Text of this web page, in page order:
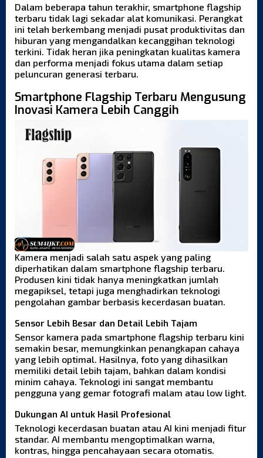
Dalam beberapa tahun terakhir, smartphone flagship
terbaru tidak lagi sekadar alat komunikasi. Perangkat
ini telah berkembang menjadi pusat produktivitas dan
hiburan yang mengandalkan kecanggihan teknologi
terkini. Tidak heran jika peningkatan kualitas kamera
dan performa menjadi fokus utama dalam setiap
peluncuran generasi terbaru.
Smartphone Flagship Terbaru Mengusung
Inovasi Kamera Lebih Canggih
Kamera menjadi salah satu aspek yang paling
diperhatikan dalam smartphone flagship terbaru.
Produsen kini tidak hanya meningkatkan jumlah
megapiksel, tetapi juga menghadirkan teknologi
pengolahan gambar berbasis kecerdasan buatan.
Sensor Lebih Besar dan Detail Lebih Tajam
Sensor kamera pada smartphone flagship terbaru kini
semakin besar, memungkinkan penangkapan cahaya
yang lebih optimal. Hasilnya, foto yang dihasilkan
memiliki detail lebih tajam, bahkan dalam kondisi
minim cahaya. Teknologi ini sangat membantu
pengguna yang gemar fotografi malam atau low light.
Dukungan AI untuk Hasil Profesional
Teknologi kecerdasan buatan atau AI kini menjadi fitur
standar. AI membantu mengoptimalkan warna,
kontras, hingga pencahayaan secara otomatis.